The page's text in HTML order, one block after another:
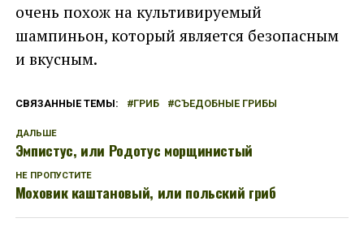
очень похож на культивируемый
шампиньон, который является безопасным
и вкусным.
СВЯЗАННЫЕ ТЕМЫ: ГРИБ СЪЕДОБНЫЕ ГРИБЫ
ДАЛЬШЕ
Эмпистус, или Родотус морщинистый
НЕ ПРОПУСТИТЕ
Моховик каштановый, или польский гриб